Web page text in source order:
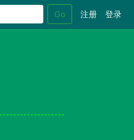
Go 注册 登录